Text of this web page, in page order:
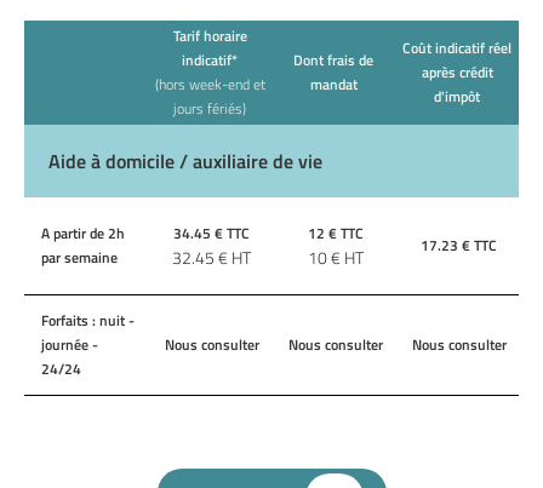
Tarif horaire
indicatif*
(hors week-end et
jours fériés)
Dont frais de
mandat
Coût indicatif réel
après crédit
d'impôt
Aide à domicile / auxiliaire de vie
A partir de 2h
par semaine
34.45 € TTC
32.45€ HT
12 € TTC
10€ HT 17.23 € TTC
Forfaits : nuit -
journée -
24/24
Nous consulter Nous consulter Nous consulter